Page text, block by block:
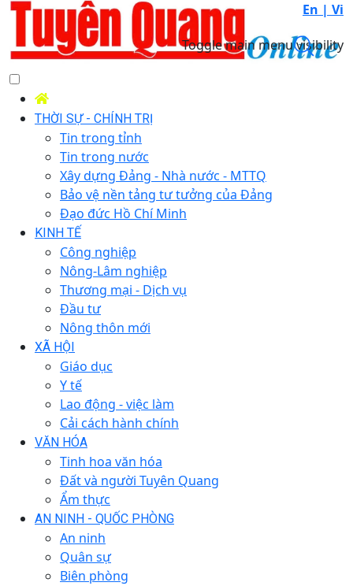
En | Vi
Toggle main menu visibility
THỜI SỰ - CHÍNH TRỊ
Tin trong tỉnh
Tin trong nước
Xây dựng Đảng - Nhà nước - MTTQ
Bảo vệ nền tảng tư tưởng của Đảng
Đạo đức Hồ Chí Minh
KINH TẾ
Công nghiệp
Nông-Lâm nghiệp
Thương mại - Dịch vụ
Đầu tư
Nông thôn mới
XÃ HỘI
Giáo dục
Y tế
Lao động - việc làm
Cải cách hành chính
VĂN HÓA
Tinh hoa văn hóa
Đất và người Tuyên Quang
Ẩm thực
AN NINH - QUỐC PHÒNG
An ninh
Quân sự
Biên phòng